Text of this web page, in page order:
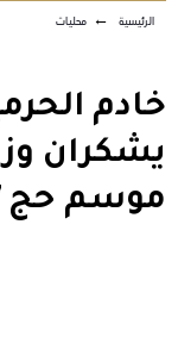
الرئيسية ← محليات
خادم
يشكران
موسم حج 1447هـ